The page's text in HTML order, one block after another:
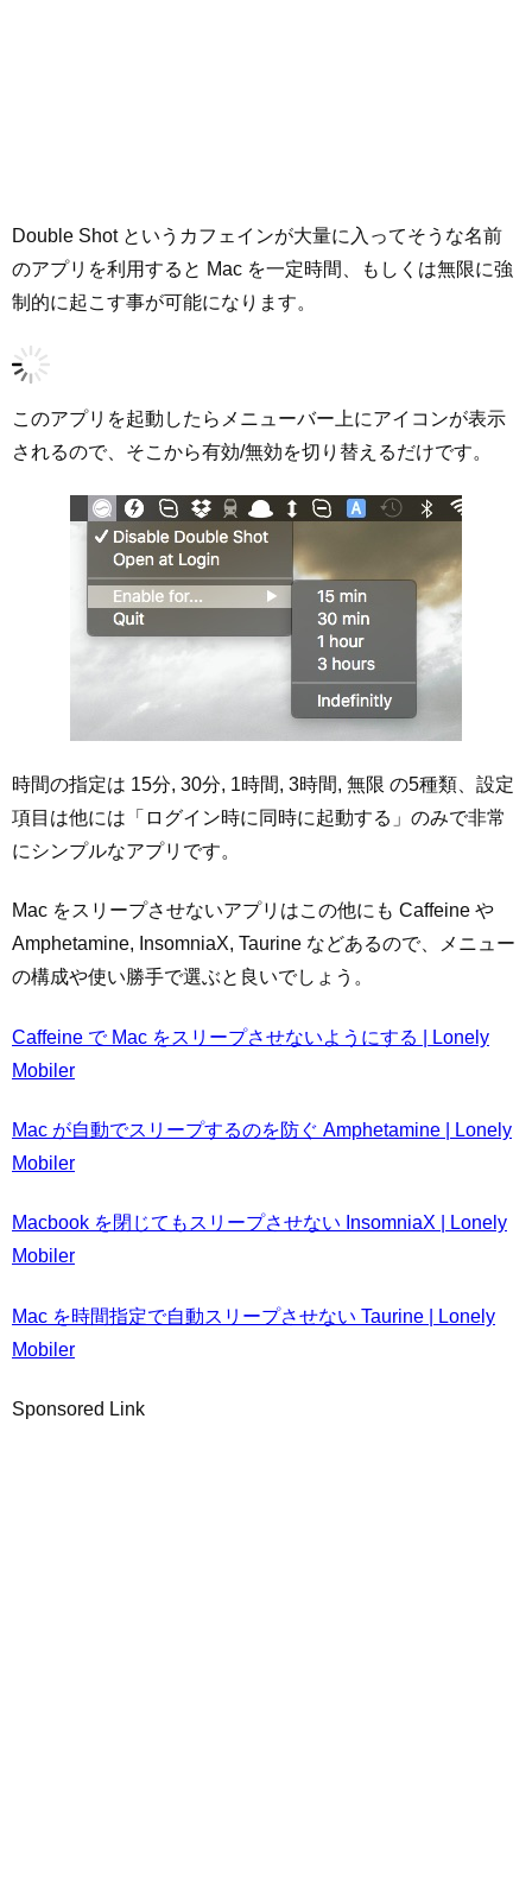
Double Shot というカフェインが大量に入ってそうな名前
のアプリを利用すると Mac を一定時間、もしくは無限に強
制的に起こす事が可能になります。
このアプリを起動したらメニューバー上にアイコンが表示
されるので、そこから有効/無効を切り替えるだけです。
時間の指定は 15分, 30分, 1時間, 3時間, 無限 の5種類、設定
項目は他には「ログイン時に同時に起動する」のみで非常
にシンプルなアプリです。
Mac をスリープさせないアプリはこの他にも Caffeine や
Amphetamine, InsomniaX, Taurine などあるので、メニュー
の構成や使い勝手で選ぶと良いでしょう。
Caffeine で Mac をスリープさせないようにする | Lonely
Mobiler
Mac が自動でスリープするのを防ぐ Amphetamine | Lonely
Mobiler
Macbook を閉じてもスリープさせない InsomniaX | Lonely
Mobiler
Mac を時間指定で自動スリープさせない Taurine | Lonely
Mobiler
Sponsored Link